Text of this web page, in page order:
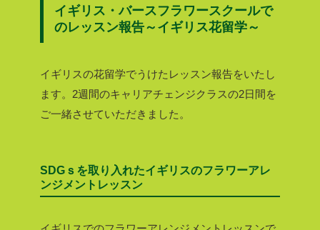
イギリス・バースフラワースクールで
のレッスン報告～イギリス花留学～
イギリスの花留学でうけたレッスン報告をいたし
ます。2週間のキャリアチェンジクラスの2日間を
ご一緒させていただきました。
SDGｓを取り入れたイギリスのフラワーアレ
ンジメントレッスン